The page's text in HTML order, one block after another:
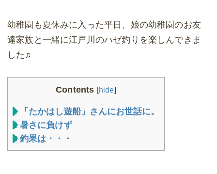
幼稚園も夏休みに入った平日、娘の幼稚園のお友
達家族と一緒に江戸川のハゼ釣りを楽しんできま
した♫
Contents [hide]
1「たかはし遊船」さんにお世話に。
2暑さに負けず
3釣果は・・・